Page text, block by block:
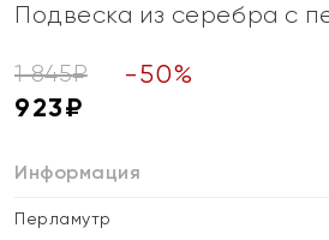
Подвеска из серебра с
1 845₽ -50%
923₽
Информация
Перламутр